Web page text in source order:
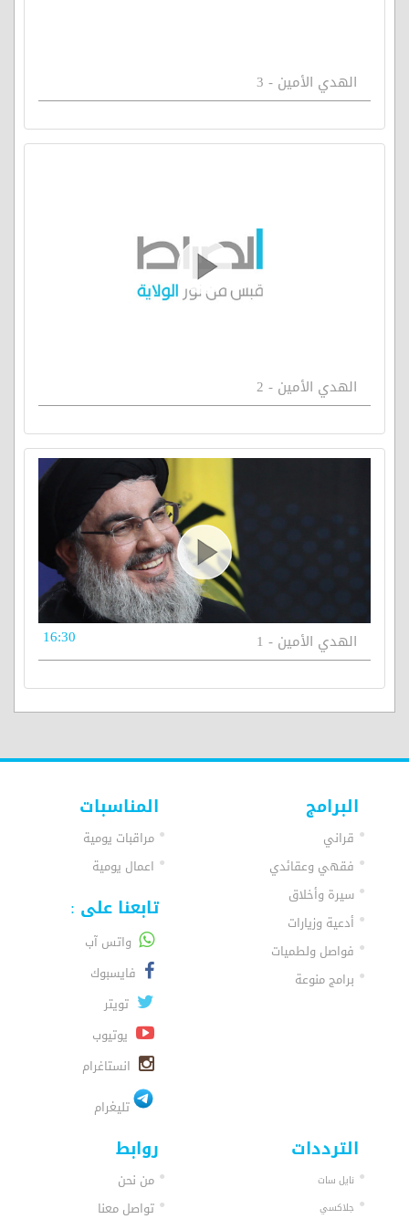
الهدي الأمين - 3
الهدي الأمين - 2
الهدي الأمين - 1 16:30
البرامج
قراني
فقهي وعقائدي
سيرة وأخلاق
أدعية وزيارات
فواصل ولطميات
برامج منوعة
المناسبات
مراقبات يومية
اعمال يومية
تابعنا على :
واتس آب
فايسبوك
تويتر
يوتيوب
انستاغرام
تليغرام
الترددات
نايل سات
جلاكسي
روابط
من نحن
تواصل معنا